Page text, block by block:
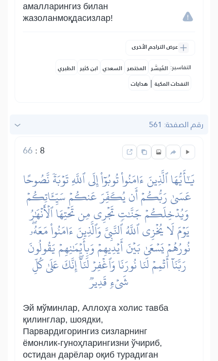
амалларингиз билан
жазоланмоқдасизлар!
عرض التراجم الأخرى
التفاسير: المُيسَّر المختصر السعدي ابن كثير الطبري
النفحات المكية | هدايات
رقم الصفحة: 561
8
:
66
يَٰٓأَيُّهَا ٱلَّذِينَ ءَامَنُواْ تُوبُوٓاْ إِلَى ٱللَّهِ تَوۡبَةٗ نَّصُوحًا
عَسَىٰ رَبُّكُمۡ أَن يُكَفِّرَ عَنكُمۡ سَيِّـَٔاتِكُمۡ
وَيُدۡخِلَكُمۡ جَنَّٰتٖ تَجۡرِي مِن تَحۡتِهَا ٱلۡأَنۡهَٰرُ
يَوۡمَ لَا يُخۡزِي ٱللَّهُ ٱلنَّبِيَّ وَٱلَّذِينَ ءَامَنُواْ مَعَهُۥۖ
نُورُهُمۡ يَسۡعَىٰ بَيۡنَ أَيۡدِيهِمۡ وَبِأَيۡمَٰنِهِمۡ يَقُولُونَ
رَبَّنَآ أَتۡمِمۡ لَنَا نُورَنَا وَٱغۡفِرۡ لَنَآۖ إِنَّكَ عَلَىٰ كُلِّ
شَيۡءٖ قَدِيرٞ
Эй мўминлар, Аллоҳга холис тавба
қилинглар, шоядки,
Парвардигорингиз сизларнинг
ёмонлик-гуноҳларингизни ўчириб,
остидан дарёлар оқиб турадиган